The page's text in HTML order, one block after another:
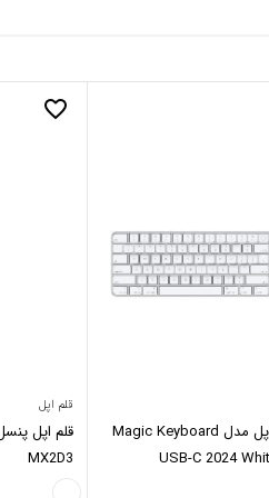
کیبورد بی سیم اپل مدل Magic Keyboard
USB-C 2024
favorite_border
قلم اپل
MX2D3